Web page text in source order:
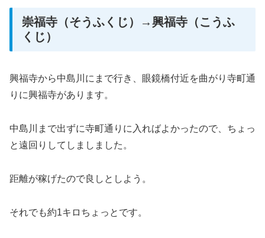
崇福寺（そうふくじ）→興福寺（こうふ
くじ）
興福寺から中島川にまで行き、眼鏡橋付近を曲がり寺町通
りに興福寺があります。
中島川まで出ずに寺町通りに入ればよかったので、ちょっ
と遠回りしてしましました。
距離が稼げたので良しとしよう。
それでも約1キロちょっとです。